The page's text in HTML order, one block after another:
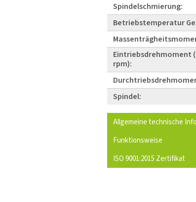
Spindelschmierung:
Betriebstemperatur
Eintriebsdrehmoment
rpm):
Spindel:
Allgemeine technische
Funktionsweise
ISO 9001:2015 Zertifikat